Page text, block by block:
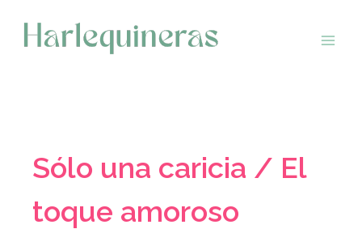
contenido
Sólo una caricia / El
toque amoroso